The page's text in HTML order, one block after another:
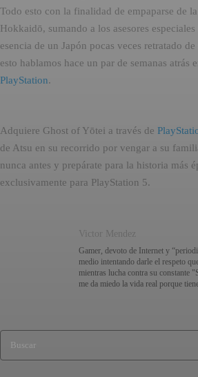
Todo esto con la finalidad de empaparse de
Hokkaidō, sumando a los asesores
esencia de un Japón pocas veces retratado
esto hablamos hace un par de semanas atrás
PlayStation.
Adquiere Ghost of Yōtei a través de
de Atsu en su recorrido por vengar a su
nunca antes y prepárate para la historia más
exclusivamente para PlayStation 5.
Victor Mendez
Gamer, devoto de Internet y
medio intentando darle el respeto
mientras lucha contra su constante
me da miedo la vida real porque
Buscar